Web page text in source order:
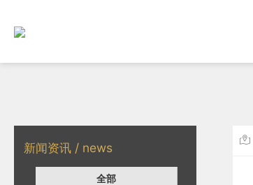
新闻资讯 / news
全部